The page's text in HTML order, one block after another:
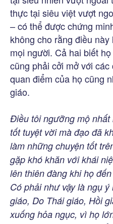
thực tại siêu việt vượt
– có thể được chứng
không cho rằng điều
mọi người. Cả hai biết
cũng phải cởi mở với
quan điểm của họ cũng
giáo.
Điều tôi ngưỡng mộ
tốt tuyệt vời mà đạo đã
làm những chuyện tốt
gặp khó khăn với khái
lên thiên đàng khi họ
Có phải như vậy là ngụ
giáo, Do Thái giáo, Hồi
xuống hỏa ngục, vì họ